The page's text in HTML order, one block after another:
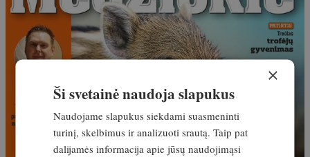
×
Ši svetainė naudoja slapukus
Naudojame slapukus siekdami suasmeninti
turinį, skelbimus ir analizuoti srautą. Taip pat
dalijamės informacija apie jūsų naudojimąsi